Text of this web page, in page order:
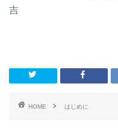
吉
HOME はじめに